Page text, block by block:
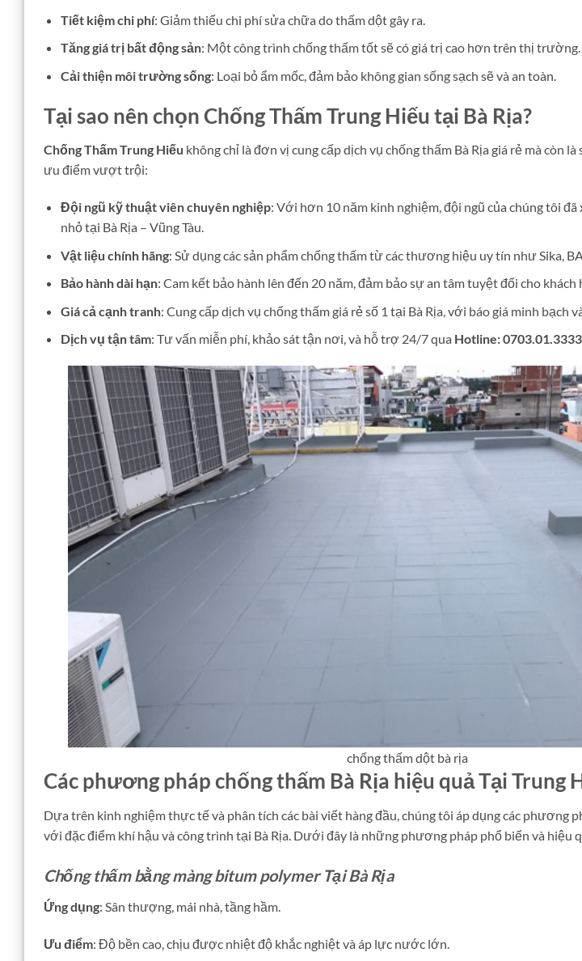
Tiết kiệm chi phí: Giảm thiểu chi phí sửa chữa do thấm dột gây ra.
Tăng giá trị bất động sản: Một công trình chống thấm tốt sẽ có giá trị cao hơn trên thị trường.
Cải thiện môi trường sống: Loại bỏ ẩm mốc, đảm bảo không gian sống sạch sẽ và an toàn.
Tại sao nên chọn Chống Thấm Trung Hiếu tại Bà Rịa?
Chống Thấm Trung Hiếu không chỉ là đơn vị cung cấp dịch vụ chống thấm Bà Rịa giá rẻ mà còn
ưu điểm vượt trội:
Đội ngũ kỹ thuật viên chuyên nghiệp: Với hơn 10 năm kinh nghiệm, đội ngũ của chúng tôi
nhỏ tại Bà Rịa – Vũng Tàu.
Vật liệu chính hãng: Sử dụng các sản phẩm chống thấm từ các thương hiệu uy tín như Sika,
Bảo hành dài hạn: Cam kết bảo hành lên đến 20 năm, đảm bảo sự an tâm tuyệt đối cho khách
Giá cả cạnh tranh: Cung cấp dịch vụ chống thấm giá rẻ số 1 tại Bà Rịa, với báo giá minh bạch
Dịch vụ tận tâm: Tư vấn miễn phí, khảo sát tận nơi, và hỗ trợ 24/7 qua Hotline: 0703.01.3333
chống thấm dột bà rịa
Các phương pháp chống thấm Bà Rịa hiệu quả Tại Trung
Dựa trên kinh nghiệm thực tế và phân tích các bài viết hàng đầu, chúng tôi áp dụng các phương
với đặc điểm khí hậu và công trình tại Bà Rịa. Dưới đây là những phương pháp phổ biến và hiệu
Chống thấm bằng màng bitum polymer Tại Bà Rịa
Ứng dụng: Sân thượng, mái nhà, tầng hầm.
Ưu điểm: Độ bền cao, chịu được nhiệt độ khắc nghiệt và áp lực nước lớn.